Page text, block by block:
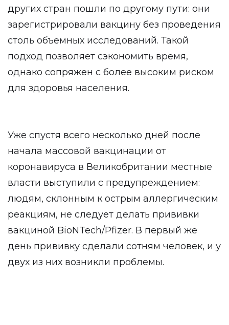
других стран пошли по другому пути: они
зарегистрировали вакцину без проведения
столь объемных исследований. Такой
подход позволяет сэкономить время,
однако сопряжен с более высоким риском
для здоровья населения.
Уже спустя всего несколько дней после
начала массовой вакцинации от
коронавируса в Великобритании местные
власти выступили с предупреждением:
людям, склонным к острым аллергическим
реакциям, не следует делать прививки
вакциной BioNTech/Pfizer. В первый же
день прививку сделали сотням человек, и у
двух из них возникли проблемы.